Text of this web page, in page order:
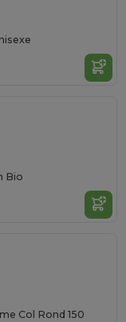
Bio
Col Rond 150